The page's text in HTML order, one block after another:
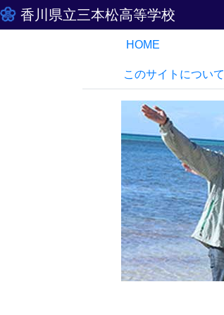
香川県立三本松高等学校
HOME
このサイトについて